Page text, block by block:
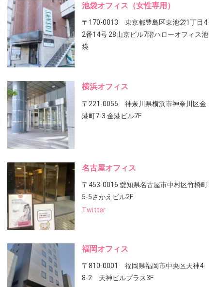
池袋オフィス（女性専用）
〒170-0013 東京都豊島区東池袋1丁目4
2番14号 28山京ビル7階ハローオフィス池
袋
横浜オフィス
〒221-0056 神奈川県横浜市神奈川区金
港町7-3 金港ビル7F
名古屋オフィス
〒453-0016 愛知県名古屋市中村区竹橋町
5-5さかえビル2F
Twitter
福岡オフィス
〒810-0001 福岡県福岡市中央区天神4-
8-2 天神ビルプラス3F